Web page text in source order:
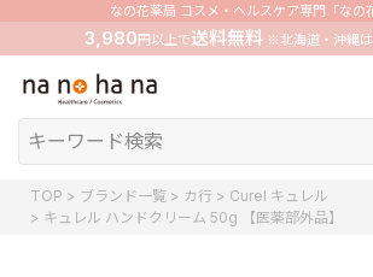
なの花薬局 コスメ・ヘルスケア専門「なの
3,980 円以上で送料無料※北海道・沖縄
TOP ブランド一覧 カ行
Curel キュレル
キュレル ハンドクリーム 50g 【医薬部外品】